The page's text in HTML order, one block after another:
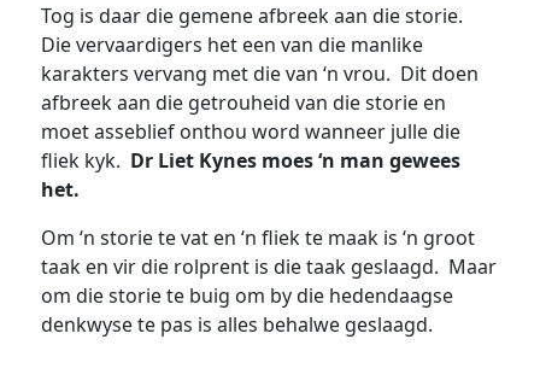
Tog is daar die gemene afbreek aan die storie.
Die vervaardigers het een van die manlike
karakters vervang met die van ‘n vrou. Dit doen
afbreek aan die getrouheid van die storie en
moet asseblief onthou word wanneer julle die
fliek kyk. Dr Liet Kynes moes ‘n man gewees
het.
Om ‘n storie te vat en ‘n fliek te maak is ‘n groot
taak en vir die rolprent is die taak geslaagd. Maar
om die storie te buig om by die hedendaagse
denkwyse te pas is alles behalwe geslaagd.